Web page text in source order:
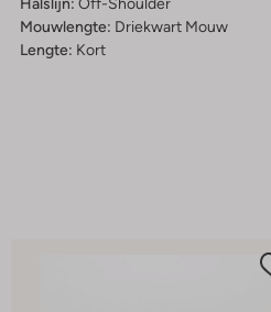
Halslijn: Off-Shoulder
Mouwlengte: Driekwart Mouw
Lengte: Kort